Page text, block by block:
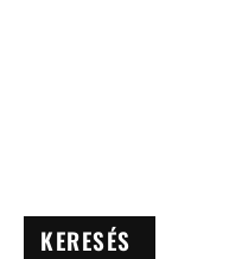
KERESÉS